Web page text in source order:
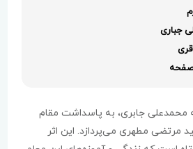
جباری
محمدعلی جابری، به پاسداشت مقام
مرتضی مطهری می‌پردازد. این اثر